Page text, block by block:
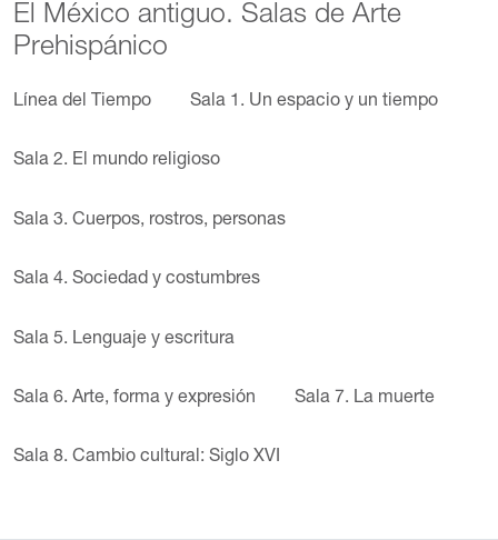
El México antiguo. Salas de Arte
Prehispánico
Línea del Tiempo Sala 1. Un espacio y un tiempo
Sala 2. El mundo religioso
Sala 3. Cuerpos, rostros, personas
Sala 4. Sociedad y costumbres
Sala 5. Lenguaje y escritura
Sala 6. Arte, forma y expresión Sala 7. La muerte
Sala 8. Cambio cultural: Siglo XVI